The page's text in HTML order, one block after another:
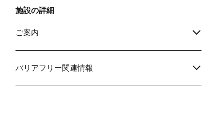
施設の詳細
ご案内
バリアフリー関連情報